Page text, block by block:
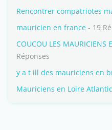
Rencontrer compatriotes
mauricien en france - 19
COUCOU LES MAURICIENS
Réponses
y a t ill des mauriciens en
Mauriciens en Loire